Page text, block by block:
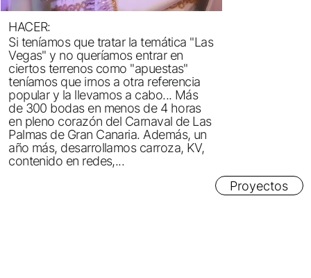
HACER:
Si teníamos que tratar la temática "Las
Vegas" y no queríamos entrar en
ciertos terrenos como "apuestas"
teníamos que irnos a otra referencia
popular y la llevamos a cabo... Más
de 300 bodas en menos de 4 horas
en pleno corazón del Carnaval de Las
Palmas de Gran Canaria. Además, un
año más, desarrollamos carroza, KV,
contenido en redes,...
Proyectos